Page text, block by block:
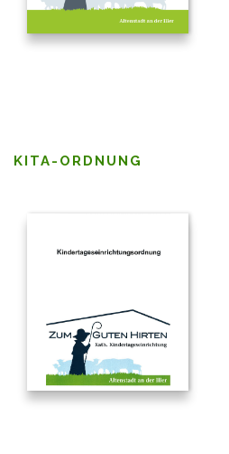
KITA-ORDNUNG